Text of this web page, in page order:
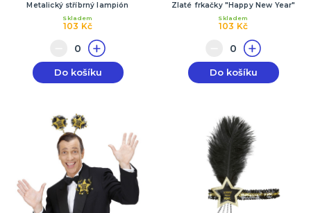
Metalický stříbrný lampión
103 Kč
Skladem
Do košíku
Zlaté frkačky "Happy New Year"
103 Kč
Skladem
Do košíku